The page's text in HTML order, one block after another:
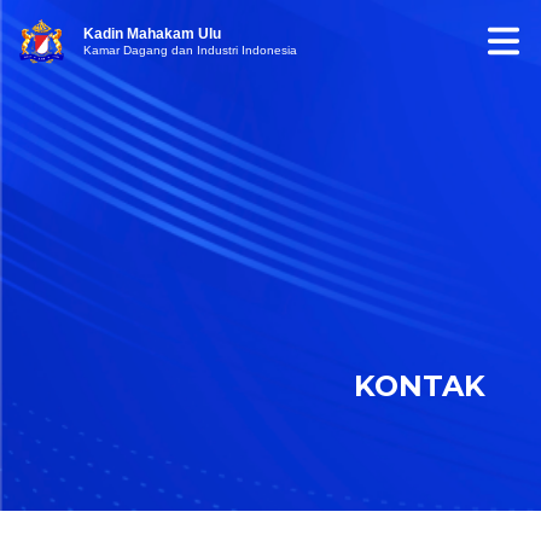
Kadin Mahakam Ulu
Kamar Dagang dan Industri Indonesia
KONTAK